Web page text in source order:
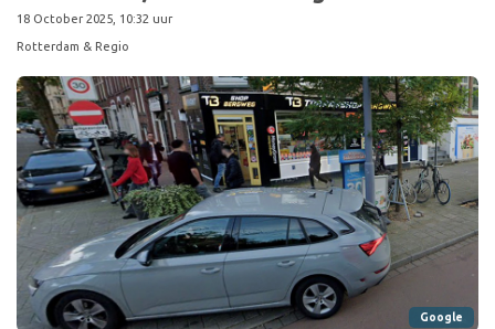
18 October 2025, 10:32 uur
Rotterdam & Regio
Google